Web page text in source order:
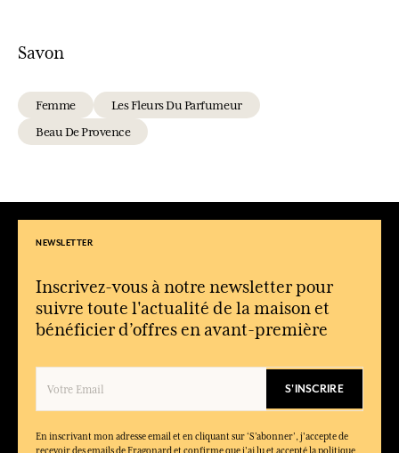
Savon
Femme
Les Fleurs Du Parfumeur
Beau De Provence
NEWSLETTER
Inscrivez-vous à notre newsletter pour
suivre toute l'actualité de la maison et
bénéficier d’offres en avant-première
S'INSCRIRE
En inscrivant mon adresse email et en cliquant sur ‘S’abonner’, j'accepte de
recevoir des emails de Fragonard et confirme que j'ai lu et accepté la politique